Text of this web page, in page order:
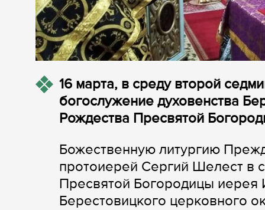
16 марта, в среду второй
богослужение духовенства
Рождества Пресвятой
Божественную литургию
протоиерей Сергий Шелест в
Пресвятой Богородицы иерея
Берестовицкого церковного